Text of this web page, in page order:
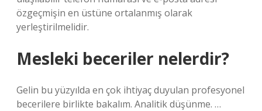
özgeçmişin en üstüne ortalanmış olarak
yerleştirilmelidir.
Mesleki beceriler nelerdir?
Gelin bu yüzyılda en çok ihtiyaç duyulan profesyonel
becerilere birlikte bakalım. Analitik düşünme. …